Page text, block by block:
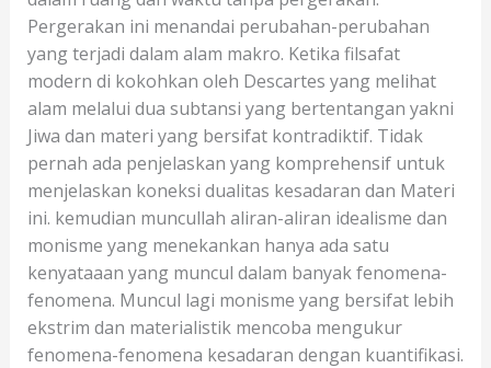
Pergerakan ini menandai perubahan-perubahan
yang terjadi dalam alam makro. Ketika filsafat
modern di kokohkan oleh Descartes yang melihat
alam melalui dua subtansi yang bertentangan yakni
Jiwa dan materi yang bersifat kontradiktif. Tidak
pernah ada penjelaskan yang komprehensif untuk
menjelaskan koneksi dualitas kesadaran dan Materi
ini. kemudian muncullah aliran-aliran idealisme dan
monisme yang menekankan hanya ada satu
kenyataaan yang muncul dalam banyak fenomena-
fenomena. Muncul lagi monisme yang bersifat lebih
ekstrim dan materialistik mencoba mengukur
fenomena-fenomena kesadaran dengan kuantifikasi.